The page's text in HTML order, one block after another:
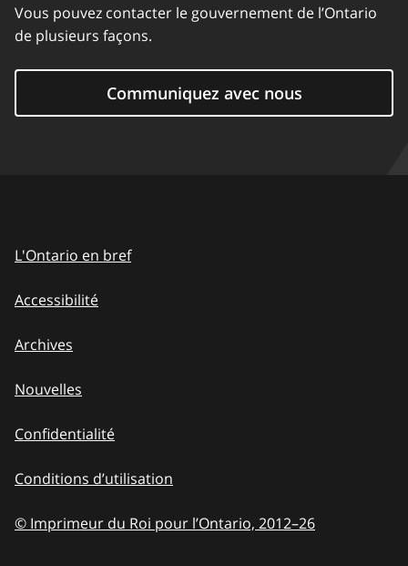
Vous pouvez contacter le gouvernement de l’Ontario
de plusieurs façons.
Communiquez avec nous
L'Ontario en bref
Accessibilité
Archives
Nouvelles
Confidentialité
Conditions d’utilisation
© Imprimeur du Roi pour l’Ontario, 2012–to
26